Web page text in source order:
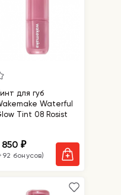
для губ
Waterful
Tint 08 Rosist
850₽
бонусов)